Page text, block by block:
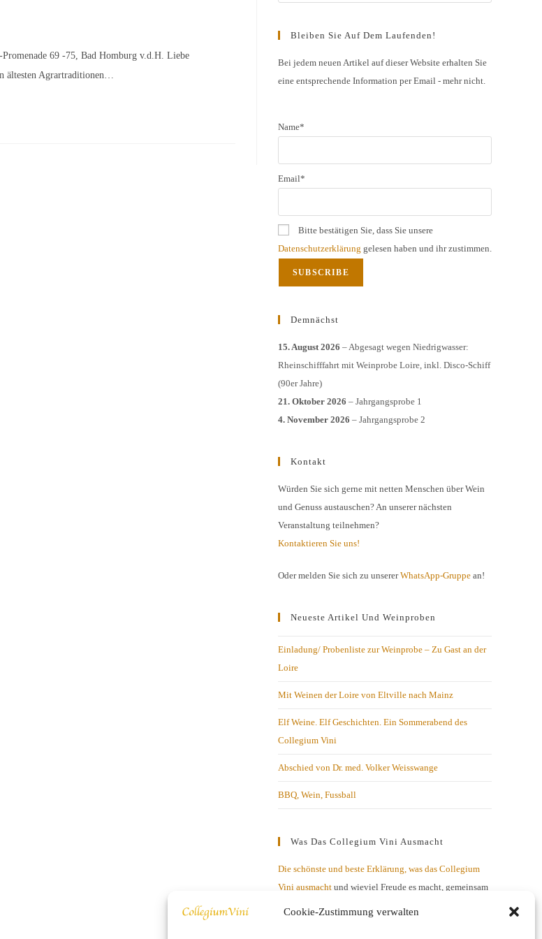
Cookie-Zustimmung verwalten
69 -75, Bad Homburg v.d.H. Liebe
ältesten Agrartraditionen…
Escape
Bleiben Sie Auf Dem Laufenden!
Bei jedem neuen Artikel auf dieser Website erhalten Sie
eine entsprechende Information per Email - mehr nicht.
Name*
Email*
Bitte bestätigen Sie, dass Sie unsere
Datenschutzerklärung gelesen haben und ihr zustimmen.
Demnächst
15. August 2026 – Abgesagt wegen Niedrigwasser:
Rheinschifffahrt mit Weinprobe Loire, inkl. Disco-Schiff
(90er Jahre)
21. Oktober 2026 – Jahrgangsprobe 1
4. November 2026 – Jahrgangsprobe 2
Kontakt
Würden Sie sich gerne mit netten Menschen über Wein
und Genuss austauschen? An unserer nächsten
Veranstaltung teilnehmen?
Kontaktieren Sie uns!
Oder melden Sie sich zu unsererWhatsApp-Gruppe an!
Neueste Artikel Und Weinproben
Einladung/ Probenliste zur Weinprobe – Zu Gast an der
Loire
Mit Weinen der Loire von Eltville nach Mainz
Elf Weine. Elf Geschichten. Ein Sommerabend des
Collegium Vini
Abschied von Dr. med. Volker Weisswange
BBQ, Wein, Fussball
Was Das Collegium Vini Ausmacht
Die schönste und beste Erklärung, was das Collegium
Vini ausmacht und wieviel Freude es macht, gemeinsam